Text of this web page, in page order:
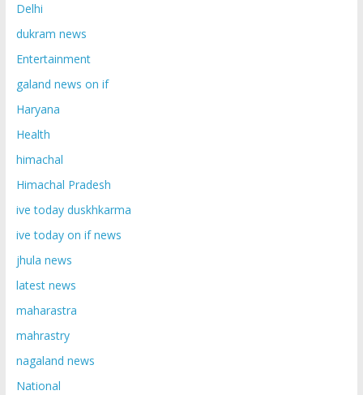
Delhi
dukram news
Entertainment
galand news on if
Haryana
Health
himachal
Himachal Pradesh
ive today duskhkarma
ive today on if news
jhula news
latest news
maharastra
mahrastry
nagaland news
National